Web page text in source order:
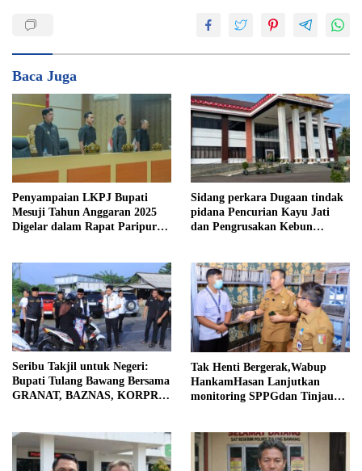
Baca Juga
Penyampaian LKPJ Bupati
Mesuji Tahun Anggaran 2025
Digelar dalam Rapat Paripurna
Sidang perkara Dugaan tindak
pidana Pencurian Kayu Jati
dan Pengrusakan Kebun
Seribu Takjil untuk Negeri:
Bupati Tulang Bawang Bersama
GRANAT, BAZNAS, KORPRI
Tak Henti Bergerak,Wabup
HankamHasan Lanjutkan
monitoring SPPGdan Tinjau
Hankam